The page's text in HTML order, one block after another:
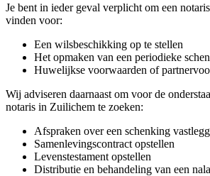
Je bent in ieder geval verplicht om een
vinden voor:
Een wilsbeschikking op te stellen
Het opmaken van een periodieke
Huwelijkse voorwaarden of
Wij adviseren daarnaast om voor de
notaris in Zuilichem te zoeken:
Afspraken over een schenking
Samenlevingscontract opstellen
Levenstestament opstellen
Distributie en behandeling van een